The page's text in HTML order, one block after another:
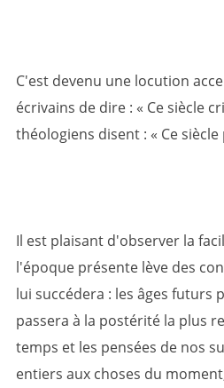
C'est devenu une locution
écrivains de dire : « Ce siècle
théologiens disent : « Ce siècle
Il est plaisant d'observer la
l'époque présente lève des
lui succédera : les âges futurs
passera à la postérité la plus
temps et les pensées de nos
entiers aux choses du